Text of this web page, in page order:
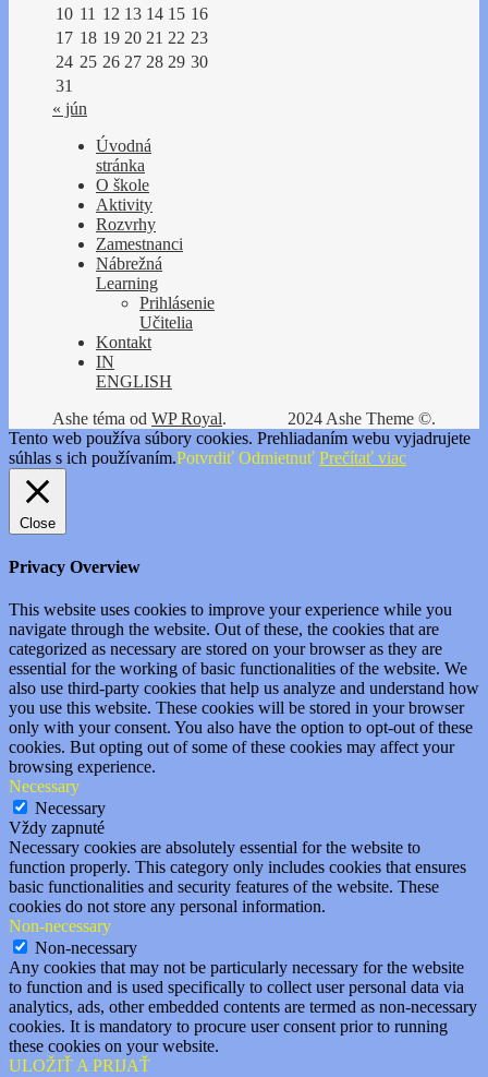
10 11 12 13 14 15 16
17 18 19 20 21 22 23
24 25 26 27 28 29 30
31
« jún
Úvodná
stránka
O škole
Aktivity
Rozvrhy
Zamestnanci
Nábrežná
Learning
Prihlásenie
Učitelia
Kontakt
IN
ENGLISH
2024 Ashe Theme ©.
Ashe téma od WP Royal.
Tento web používa súbory cookies. Prehliadaním webu vyjadrujete
súhlas s ich používaním.Potvrdiť Odmietnuť Prečítať viac
Close
Privacy Overview
This website uses cookies to improve your experience while you
navigate through the website. Out of these, the cookies that are
categorized as necessary are stored on your browser as they are
essential for the working of basic functionalities of the website. We
also use third-party cookies that help us analyze and understand how
you use this website. These cookies will be stored in your browser
only with your consent. You also have the option to opt-out of these
cookies. But opting out of some of these cookies may affect your
browsing experience.
Necessary
Necessary
Vždy zapnuté
Necessary cookies are absolutely essential for the website to
function properly. This category only includes cookies that ensures
basic functionalities and security features of the website. These
cookies do not store any personal information.
Non-necessary
Non-necessary
Any cookies that may not be particularly necessary for the website
to function and is used specifically to collect user personal data via
analytics, ads, other embedded contents are termed as non-necessary
cookies. It is mandatory to procure user consent prior to running
these cookies on your website.
ULOŽIŤ A PRIJAŤ